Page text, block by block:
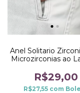
Anel Solitario
Microzirconias ao
R$29,00
R$27,55 com